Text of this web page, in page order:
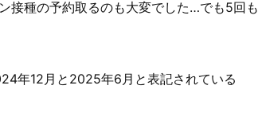
接種の予約取るのも大変でした…でも5回
年12月と2025年6月と表記されている